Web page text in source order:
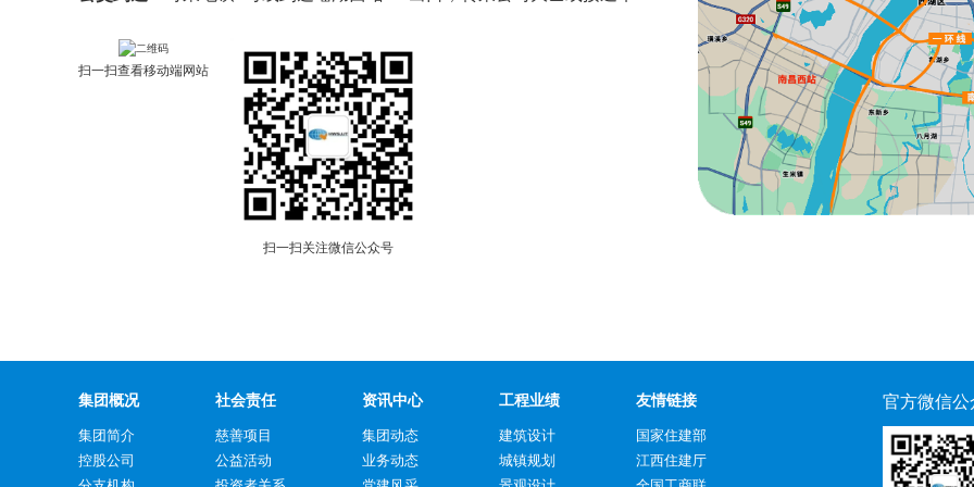
扫一扫查看移动端网站
扫一扫关注微信公众号
集团概况
集团简介
控股公司
社会责任
慈善项目
公益活动
资讯中心
集团动态
业务动态
工程业绩
建筑设计
城镇规划
友情链接
国家住建部
江西住建厅
官方微信